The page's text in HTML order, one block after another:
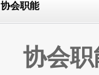
协会职能
协会